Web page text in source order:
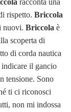
rispetto. Briccola
nuovi. Briccola è
scoperta di
di corda nautica
il gancio
tensione. Sono
ti ci riconosci
non mi indossa